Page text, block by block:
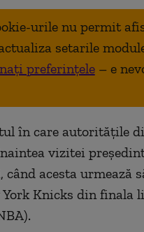
urile nu permit
setarile
preferințele – e
în care autoritățile
vizitei
acesta urmează
York Knicks din finala